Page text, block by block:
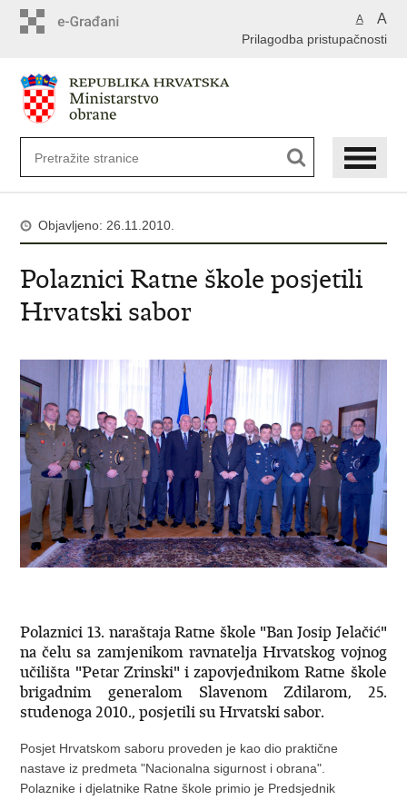
A A
Prilagodba pristupačnosti
Objavljeno: 26.11.2010.
Polaznici Ratne škole posjetili
Hrvatski sabor
Polaznici 13. naraštaja Ratne škole "Ban Josip Jelačić"
na čelu sa zamjenikom ravnatelja Hrvatskog vojnog
učilišta "Petar Zrinski" i zapovjednikom Ratne škole
brigadnim generalom Slavenom Zdilarom, 25.
studenoga 2010., posjetili su Hrvatski sabor.
Posjet Hrvatskom saboru proveden je kao dio praktične
nastave iz predmeta "Nacionalna sigurnost i obrana".
Polaznike i djelatnike Ratne škole primio je Predsjednik